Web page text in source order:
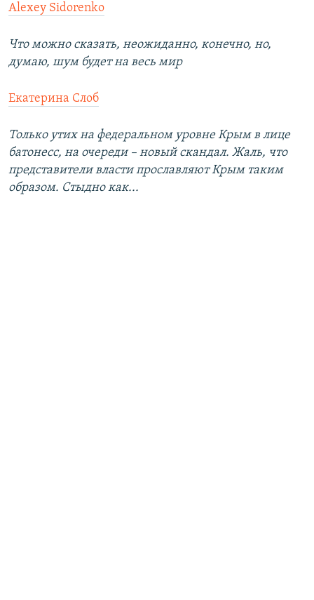
Alexey Sidorenko
Что можно сказать, неожиданно, конечно, но,
думаю, шум будет на весь мир
Екатерина Слоб
Только утих на федеральном уровне Крым в лице
батонесс, на очереди – новый скандал. Жаль, что
представители власти прославляют Крым таким
образом. Стыдно как...